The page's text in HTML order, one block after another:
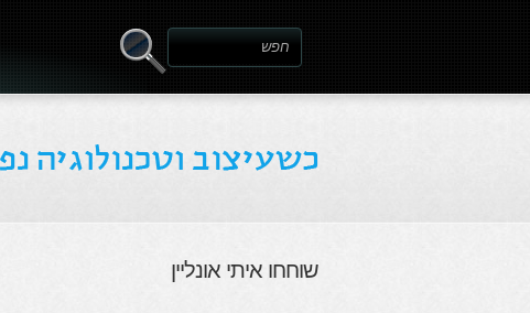
שוחחו איתי אונליין